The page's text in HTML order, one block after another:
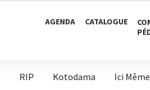
AGENDA CATALOGUE
RIP Kotodama Ici Même